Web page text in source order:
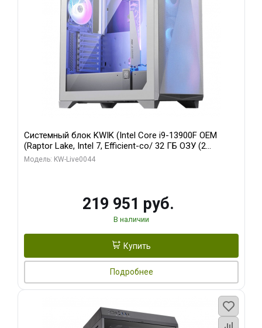
Системный блок KWIK (Intel Core i9-13900F OEM
(Raptor Lake, Intel 7, Efficient-co/ 32 ГБ ОЗУ (2
модуля)/ Gigabyte RTX5070Ti AERO OC 16GB GDDR7
Модель: KW-Live0044
219 951 руб.
В наличии
Купить
Подробнее